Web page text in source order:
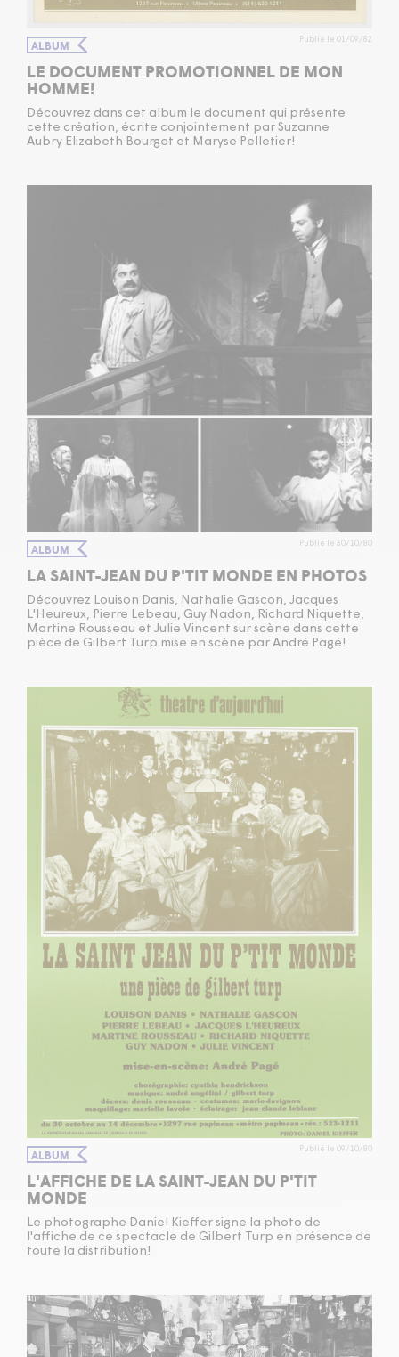
ALBUM Publié le 01/09/82
LE DOCUMENT PROMOTIONNEL DE MON
HOMME!
Découvrez dans cet album le document qui présente
cette création, écrite conjointement par Suzanne
Aubry Elizabeth Bourget et Maryse Pelletier!
ALBUM Publié le 30/10/80
LA SAINT-JEAN DU P'TIT MONDE EN PHOTOS
Découvrez Louison Danis, Nathalie Gascon, Jacques
L'Heureux, Pierre Lebeau, Guy Nadon, Richard Niquette,
Martine Rousseau et Julie Vincent sur scène dans cette
pièce de Gilbert Turp mise en scène par André Pagé!
ALBUM Publié le 09/10/80
L'AFFICHE DE LA SAINT-JEAN DU P'TIT
MONDE
Le photographe Daniel Kieffer signe la photo de
l'affiche de ce spectacle de Gilbert Turp en présence de
toute la distribution!